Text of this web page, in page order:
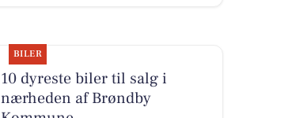
BILER
10 dyreste biler til salg i
nærheden af Brøndby